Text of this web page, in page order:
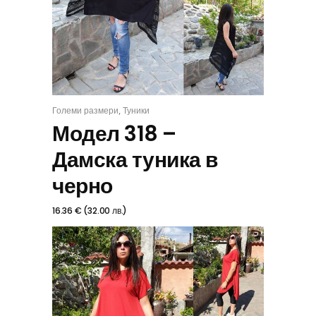
ИЗБЕРИ
Големи размери,Туники
Модел 318 –
Дамска туника в
черно
16.36 € (32.00лв.)